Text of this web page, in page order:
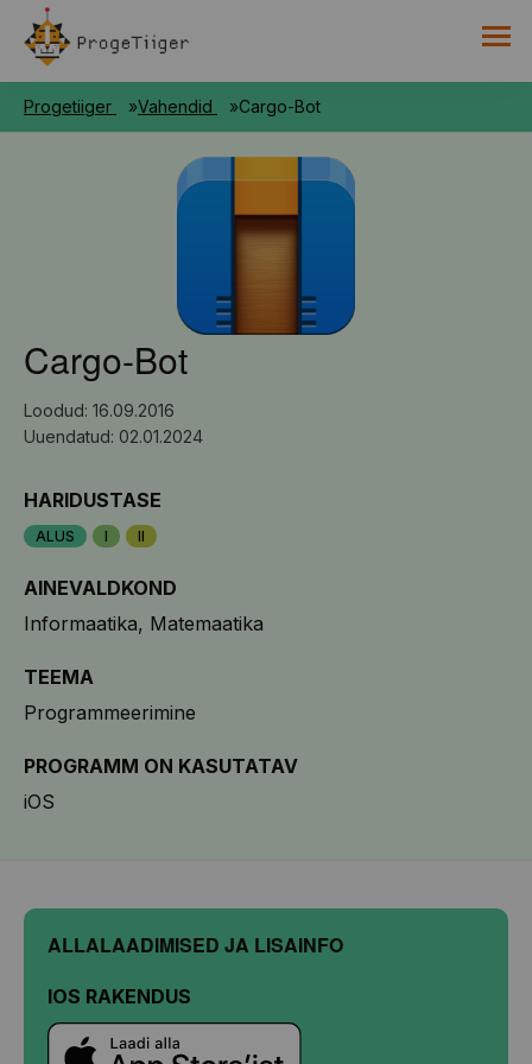
RAAMAT
Progetiiger Vahendid Cargo-Bot
Cargo-Bot
Loodud: 16.09.2016
Uuendatud: 02.01.2024
HARIDUSTASE
ALUS I II
AINEVALDKOND
Informaatika Matemaatika
TEEMA
Programmeerimine
PROGRAMM ON KASUTATAV
iOS
ALLALAADIMISED JA LISAINFO
IOS RAKENDUS